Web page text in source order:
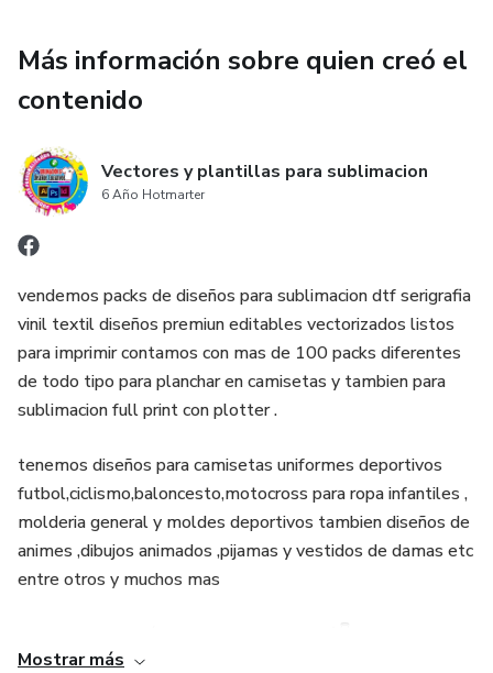
Más información sobre quien creó el
contenido
Vectores y plantillas para sublimacion
6 Año Hotmarter
vendemos packs de diseños para sublimacion dtf serigrafia
vinil textil diseños premiun editables vectorizados listos
para imprimir contamos con mas de 100 packs diferentes
de todo tipo para planchar en camisetas y tambien para
sublimacion full print con plotter .
tenemos diseños para camisetas uniformes deportivos
futbol,ciclismo,baloncesto,motocross para ropa infantiles ,
molderia general y moldes deportivos tambien diseños de
animes ,dibujos animados ,pijamas y vestidos de damas etc
entre otros y muchos mas
Mostrar más